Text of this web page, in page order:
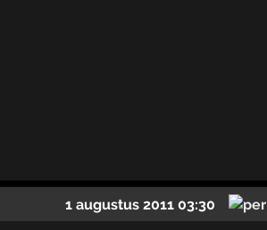
1 augustus 2011 03:30